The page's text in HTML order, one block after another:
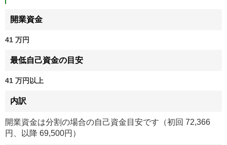
開業資金
41 万円
最低自己資金の目安
41 万円以上
内訳
開業資金は分割の場合の自己資金目安です（初回 72,366
円、以降 69,500円）